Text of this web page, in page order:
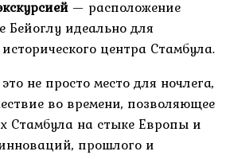
— расположение
Бейоглу идеально для
центра Стамбула.
не просто место для ночлега,
во времени, позволяющее
Стамбула на стыке Европы и
прошлого и